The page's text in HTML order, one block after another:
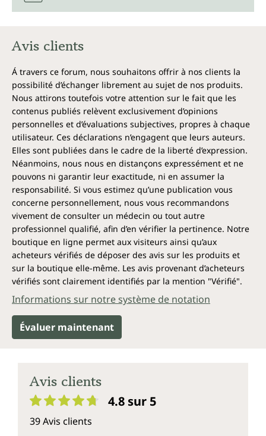
Avis clients
Á travers ce forum, nous souhaitons offrir à nos clients la
possibilité d’échanger librement au sujet de nos produits.
Nous attirons toutefois votre attention sur le fait que les
contenus publiés relèvent exclusivement d’opinions
personnelles et d’évaluations subjectives, propres à chaque
utilisateur. Ces déclarations n’engagent que leurs auteurs.
Elles sont publiées dans le cadre de la liberté d’expression.
Néanmoins, nous nous en distançons expressément et ne
pouvons ni garantir leur exactitude, ni en assumer la
responsabilité. Si vous estimez qu’une publication vous
concerne personnellement, nous vous recommandons
vivement de consulter un médecin ou tout autre
professionnel qualifié, afin d’en vérifier la pertinence. Notre
boutique en ligne permet aux visiteurs ainsi qu’aux
acheteurs vérifiés de déposer des avis sur les produits et
sur la boutique elle-même. Les avis provenant d’acheteurs
vérifiés sont clairement identifiés par la mention "Vérifié".
Informations sur notre système de notation
Évaluer maintenant
Avis clients
4.8 sur 5
39 Avis clients